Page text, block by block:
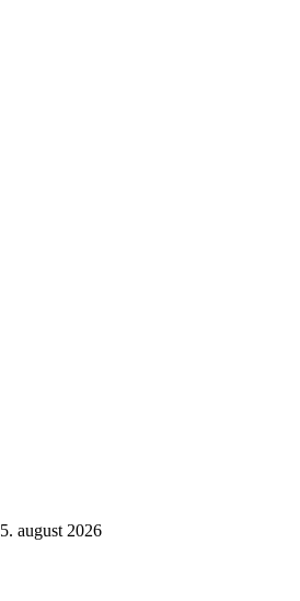
5. august 2026